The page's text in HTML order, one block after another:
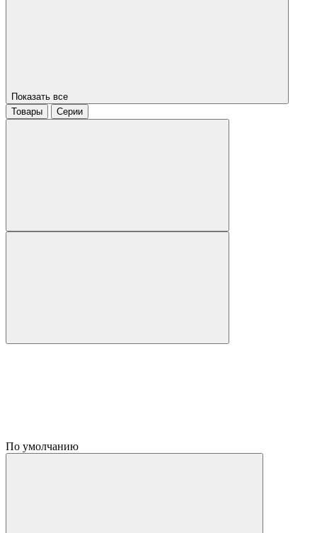
Показать все
Товары
Серии
По умолчанию